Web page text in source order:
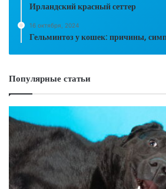
Ирландский красный сеттер
16 октября, 2024
Гельминтоз у кошек: причины,
Популярные статьи